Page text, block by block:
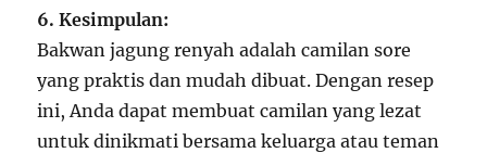
6. Kesimpulan:
Bakwan jagung renyah adalah camilan sore
yang praktis dan mudah dibuat. Dengan resep
ini, Anda dapat membuat camilan yang lezat
untuk dinikmati bersama keluarga atau teman